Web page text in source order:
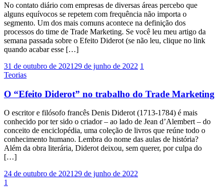
No contato diário com empresas de diversas áreas percebo que
alguns equívocos se repetem com frequência não importa o
segmento. Um dos mais comuns acontece na definição dos
processos do time de Trade Marketing. Se você leu meu artigo da
semana passada sobre o Efeito Diderot (se não leu, clique no link
quando acabar esse […]
31 de outubro de 2021 29 de junho de 2022 1
Teorias
O “Efeito Diderot” no trabalho do Trade Marketing
O escritor e filósofo francês Denis Diderot (1713-1784) é mais
conhecido por ter sido o criador – ao lado de Jean d’Alembert – do
conceito de enciclopédia, uma coleção de livros que reúne todo o
conhecimento humano. Lembra do nome das aulas de história?
Além da obra literária, Diderot deixou, sem querer, por culpa do
[…]
24 de outubro de 2021 29 de junho de 2022
1